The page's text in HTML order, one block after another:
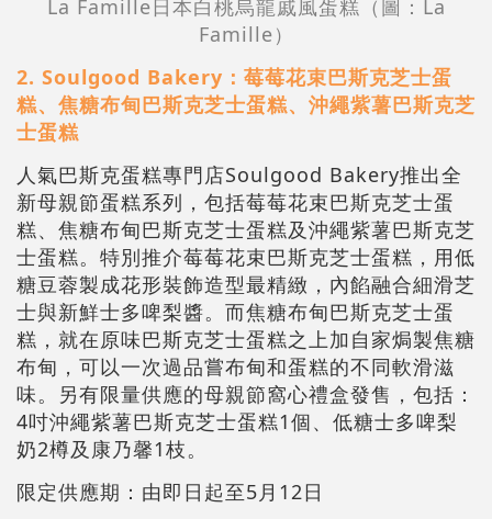
La Famille日本白桃烏龍戚風蛋糕（圖：La
Famille）
2. Soulgood Bakery：莓莓花束巴斯克芝士蛋
糕、焦糖布甸巴斯克芝士蛋糕、沖繩紫薯巴斯克芝
士蛋糕
人氣巴斯克蛋糕專門店Soulgood Bakery推出全
新母親節蛋糕系列，包括莓莓花束巴斯克芝士蛋
糕、焦糖布甸巴斯克芝士蛋糕及沖繩紫薯巴斯克芝
士蛋糕。特別推介莓莓花束巴斯克芝士蛋糕，用低
糖豆蓉製成花形裝飾造型最精緻，內餡融合細滑芝
士與新鮮士多啤梨醬。而焦糖布甸巴斯克芝士蛋
糕，就在原味巴斯克芝士蛋糕之上加自家焗製焦糖
布甸，可以一次過品嘗布甸和蛋糕的不同軟滑滋
味。另有限量供應的母親節窩心禮盒發售，包括：
4吋沖繩紫薯巴斯克芝士蛋糕1個、低糖士多啤梨
奶2樽及康乃馨1枝。
限定供應期：由即日起至5月12日